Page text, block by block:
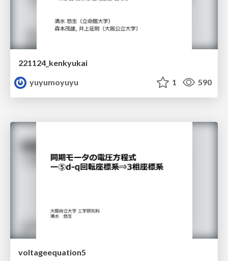
221124_kenkyukai
yuyumoyuyu
1 590
voltageequation5